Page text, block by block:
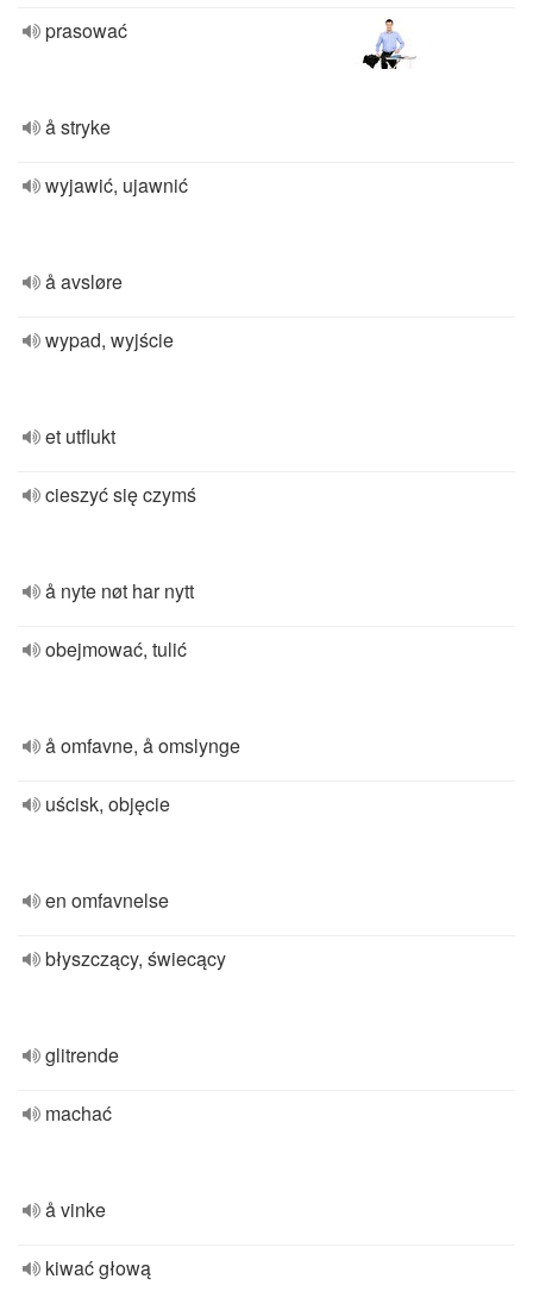
prasować
å stryke
wyjawić, ujawnić
å avsløre
wypad, wyjście
et utflukt
cieszyć się czymś
å nyte nøt har nytt
obejmować, tulić
å omfavne, å omslynge
uścisk, objęcie
en omfavnelse
błyszczący, świecący
glitrende
machać
å vinke
kiwać głową